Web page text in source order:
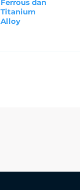
Ferrous dan
Titanium
Alloy